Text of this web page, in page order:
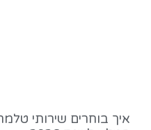
איך בוחרים שירותי